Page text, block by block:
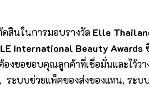
สินในการมอบรางวัล Elle
International Beauty Awards
องขอขอบคุณลูกค้าที่เชื่อมั่นและไว้ว
ระบบช่วยแพ็คของส่งของแทน, ระบ